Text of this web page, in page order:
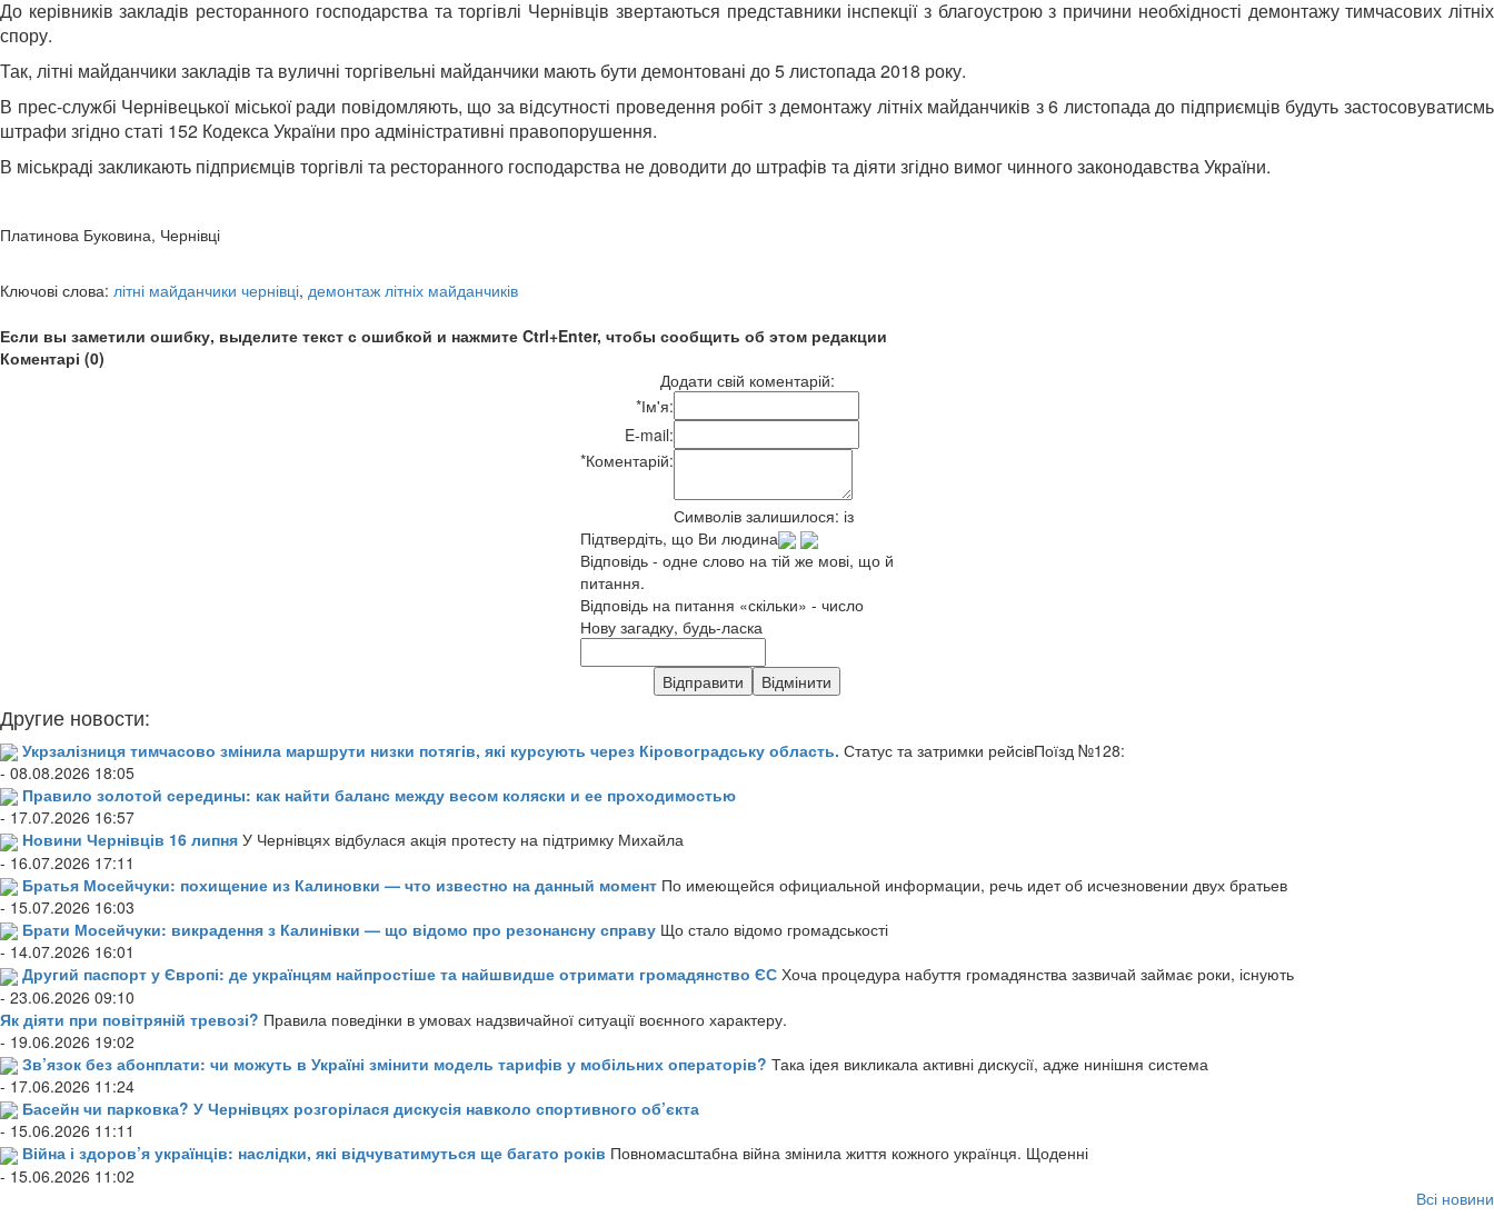
До керівників закладів ресторанного господарства та торгівлі Чернівців звертаються представники інспекції з благоустрою з причини необхідності демонтажу тимчасових літніх
спору.
Так, літні майданчики закладів та вуличні торгівельні майданчики мають бути демонтовані до 5 листопада 2018 року.
В прес-службі Чернівецької міської ради повідомляють, що за відсутності проведення робіт з демонтажу літніх майданчиків з 6 листопада до підприємців будуть застосовуватисмь
штрафи згідно статі 152 Кодекса України про адміністративні правопорушення.
В міськраді закликають підприємців торгівлі та ресторанного господарства не доводити до штрафів та діяти згідно вимог чинного законодавства України.
Платинова Буковина, Чернівці
Ключові слова: літні майданчики чернівці, демонтаж літніх майданчиків
Если вы заметили ошибку, выделите текст с ошибкой и нажмите Ctrl+Enter, чтобы сообщить об этом редакции
Коментарі (0)
Додати свій коментарій:
*Ім'я:
E-mail:
*Коментарій:
Символів залишилося: із
Підтвердіть, що Ви людина
Відповідь - одне слово на тій же мові, що й
питання.
Відповідь на питання «скільки» - число
Нову загадку, будь-ласка
Другие новости:
Укрзалізниця тимчасово змінила маршрути низки потягів, які курсують через Кіровоградську область. Статус та затримки рейсівПоїзд №128:
- 08.08.2026 18:05
Правило золотой середины: как найти баланс между весом коляски и ее проходимостью
- 17.07.2026 16:57
Новини Чернівців 16 липня У Чернівцях відбулася акція протесту на підтримку Михайла
- 16.07.2026 17:11
Братья Мосейчуки: похищение из Калиновки — что известно на данный момент По имеющейся официальной информации, речь идет об исчезновении двух братьев
- 15.07.2026 16:03
Брати Мосейчуки: викрадення з Калинівки — що відомо про резонансну справу Що стало відомо громадськості
- 14.07.2026 16:01
Другий паспорт у Європі: де українцям найпростіше та найшвидше отримати громадянство ЄС Хоча процедура набуття громадянства зазвичай займає роки, існують
- 23.06.2026 09:10
Як діяти при повітряній тревозі? Правила поведінки в умовах надзвичайної ситуації воєнного характеру.
- 19.06.2026 19:02
Зв’язок без абонплати: чи можуть в Україні змінити модель тарифів у мобільних операторів? Така ідея викликала активні дискусії, адже нинішня система
- 17.06.2026 11:24
Басейн чи парковка? У Чернівцях розгорілася дискусія навколо спортивного об’єкта
- 15.06.2026 11:11
Війна і здоров’я українців: наслідки, які відчуватимуться ще багато років Повномасштабна війна змінила життя кожного українця. Щоденні
- 15.06.2026 11:02
Всі новини